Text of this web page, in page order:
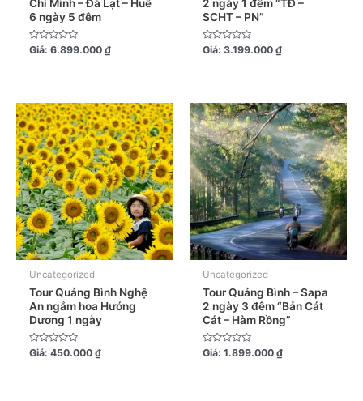
Chí Minh – Đà Lạt – Huế
6 ngày 5 đêm
Được
Giá: 6.899.000₫
2 ngày 1 đêm “TĐ –
SCHT – PN”
Được
Giá: 3.199.000₫
Uncategorized
Tour Quảng Bình Nghệ
An ngắm hoa Hướng
Dương 1 ngày
Được
Giá: 450.000₫
Uncategorized
Tour Quảng Bình – Sapa
2 ngày 3 đêm “Bản Cát
Cát – Hàm Rồng”
Được
Giá: 1.899.000₫